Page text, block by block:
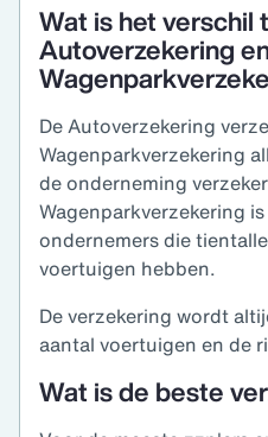
Wat is het verschil
Autoverzekering
De Autoverzekering
Wagenparkverzekering
de onderneming
Wagenparkverzekering
ondernemers die
voertuigen hebben.
De verzekering wordt
aantal voertuigen en de
Wat is de beste